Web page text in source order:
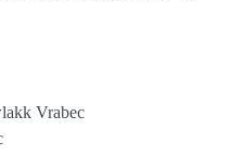
Vrabec